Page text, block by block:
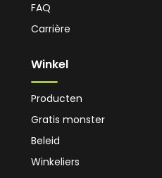
FAQ
Carrière
Winkel
Producten
Gratis monster
Beleid
Winkeliers